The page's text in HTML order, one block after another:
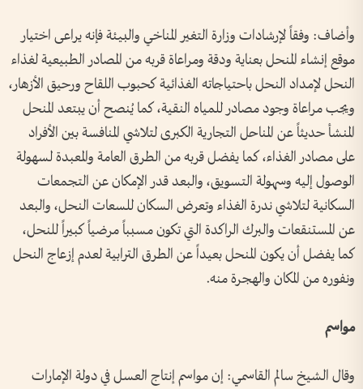
وأضاف: وفقاً لإرشادات وزارة التغير المناخي والبيئة فإنه يراعى اختيار
موقع إنشاء المنحل بعناية ودقة ومراعاة قربه من المصادر الطبيعية لغذاء
النحل لإمداد النحل باحتياجاته الغذائية كحبوب اللقاح ورحيق الأزهار،
ويجب مراعاة وجود مصادر للمياه النقية، كما يُنصح أن يبتعد المنحل
المنشأ حديثاً عن المناحل التجارية الكبرى لتلاشي المنافسة بين الأفراد
على مصادر الغذاء، كما يفضل قربه من الطرق العامة والمعبدة لسهولة
الوصول إليه وسهولة التسويق، والبعد قدر الإمكان عن التجمعات
السكانية لتلاشي ندرة الغذاء وتعرض السكان للسعات النحل، والبعد
عن المستنقعات والبرك الراكدة التي تكون مسبباً مرضياً كبيراً للنحل،
كما يفضل أن يكون المنحل بعيداً عن الطرق الترابية لعدم إزعاج النحل
ونفوره من المكان والهجرة منه.
مواسم
وقال الشيخ سالم القاسمي: إن مواسم إنتاج العسل في دولة الإمارات